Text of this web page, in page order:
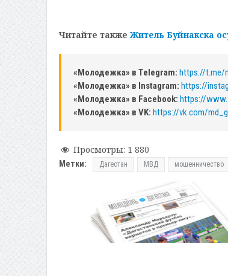
Читайте такжеЖитель Буйнакска
«Молодежка» в Telegram: https://t.me/
«Молодежка» в Instagram: https://
«Молодежка» в Facebook: https://
«Молодежка» в VK: https://vk.com/
Просмотры: 1 880
Метки: Дагестан МВД мошенничество